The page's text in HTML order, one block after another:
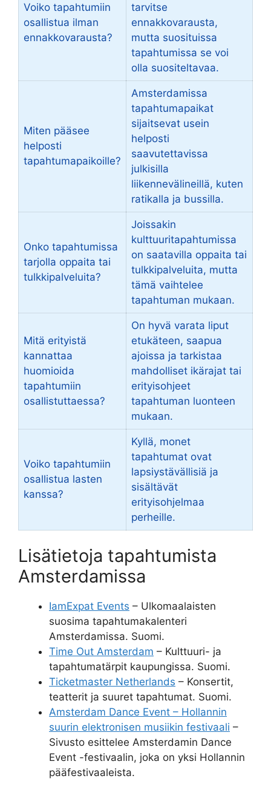
Voiko tapahtumiin
osallistua ilman
ennakkovarausta?
tarvitse
ennakkovarausta,
mutta suosituissa
tapahtumissa se voi
olla suositeltavaa.
Miten pääsee
helposti
tapahtumapaikoille?
Amsterdamissa
tapahtumapaikat
sijaitsevat usein
helposti
saavutettavissa
julkisilla
liikennevälineillä, kuten
ratikalla ja bussilla.
Onko tapahtumissa
tarjolla oppaita tai
tulkkipalveluita?
Joissakin
kulttuuritapahtumissa
on saatavilla oppaita tai
tulkkipalveluita, mutta
tämä vaihtelee
tapahtuman mukaan.
Mitä erityistä
kannattaa
huomioida
tapahtumiin
osallistuttaessa?
On hyvä varata liput
etukäteen, saapua
ajoissa ja tarkistaa
mahdolliset ikärajat tai
erityisohjeet
tapahtuman luonteen
mukaan.
Voiko tapahtumiin
osallistua lasten
kanssa?
Kyllä, monet
tapahtumat ovat
lapsiystävällisiä ja
sisältävät
erityisohjelmaa
perheille.
Lisätietoja tapahtumista
Amsterdamissa
IamExpat Events – Ulkomaalaisten
suosima tapahtumakalenteri
Amsterdamissa. Suomi.
Time Out Amsterdam – Kulttuuri- ja
tapahtumatärpit kaupungissa. Suomi.
Ticketmaster Netherlands – Konsertit,
teatterit ja suuret tapahtumat. Suomi.
Amsterdam Dance Event – Hollannin
suurin elektronisen musiikin festivaali –
Sivusto esittelee Amsterdamin Dance
Event -festivaalin, joka on yksi Hollannin
pääfestivaaleista.